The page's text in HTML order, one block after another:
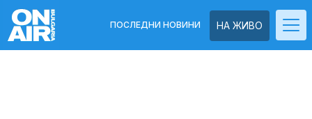
НА ЖИВО
ПОСЛЕДНИ НОВИНИ